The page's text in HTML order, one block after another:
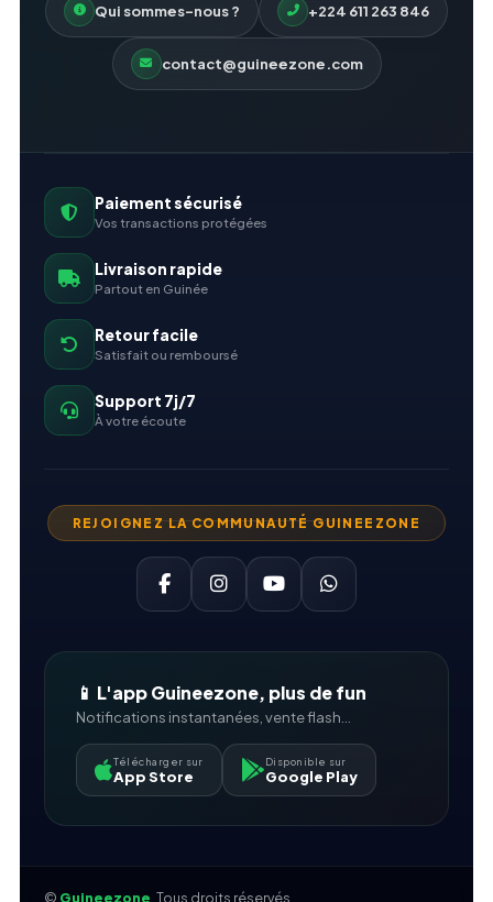
Qui sommes-nous ? +224 611 263 846
contact@guineezone.com
Paiement sécurisé
Vos transactions protégées
Livraison rapide
Partout en Guinée
Retour facile
Satisfait ou remboursé
Support 7j/7
À votre écoute
REJOIGNEZ LA COMMUNAUTÉ GUINEEZONE
📱 L'app Guineezone, plus de fun
Notifications instantanées, vente flash...
Télécharger sur
App Store
Disponible sur
Google Play
© Guineezone . Tous droits réservés.